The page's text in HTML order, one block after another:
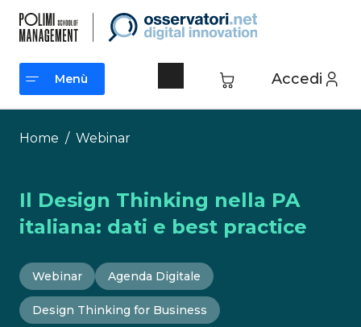
contenuto
Accedi
Menù
Menù
Home / Webinar
Il Design Thinking nella PA
italiana: dati e best practice
Webinar Agenda Digitale
Design Thinking for Business